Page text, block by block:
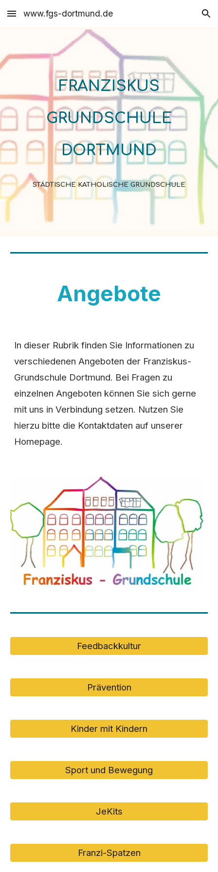
Skip to main content Skip to navigation
www.fgs-dortmund.de
FRANZISKUS
GRUNDSCHULE
DORTMUND
STÄDTISCHE KATHOLISCHE GRUNDSCHULE
Angebote
In dieser Rubrik finden Sie Informationen zu
verschiedenen Angeboten der Franziskus-
Grundschule Dortmund. Bei Fragen zu
einzelnen Angeboten können Sie sich gerne
mit uns in Verbindung setzen. Nutzen Sie
hierzu bitte die Kontaktdaten auf unserer
Homepage.
Feedbackkultur
Prävention
Kinder mit Kindern
Sport und Bewegung
JeKits
Franzi-Spatzen